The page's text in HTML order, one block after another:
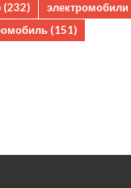
(232) электромобили
(151)